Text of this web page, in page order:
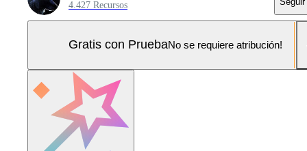
4.427 Recursos
Gratis con PruebaNo se requiere atribución!